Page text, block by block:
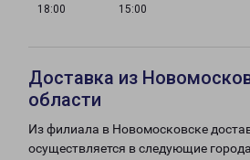
18:00
15:00
Доставка из
области
Из филиала в Новомосковске
осуществляется в следующие